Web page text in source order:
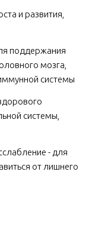
и развития,
поддержания
мозга,
системы
системы,
- для
от лишнего